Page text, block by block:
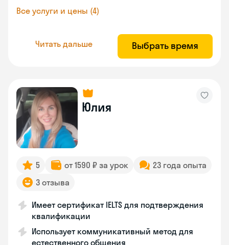
Все услуги и цены (4)
Читать дальше Выбрать время
Юлия
5 от 1590 ₽ за урок
23 года опыта
3 отзыва
Имеет сертификат IELTS для подтверждения
квалификации
Использует коммуникативный метод для
естественного общения